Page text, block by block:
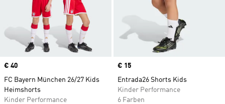
Price
€ 40
FC Bayern München 26/27 Kids
Heimshorts
Kinder Performance
Price
€ 15
Entrada26 Shorts Kids
Kinder Performance
6 Farben